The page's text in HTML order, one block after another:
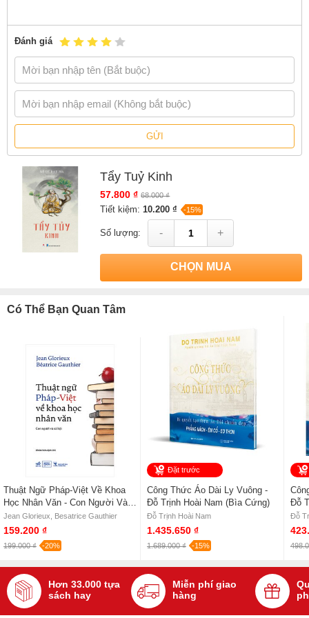
Đánh giá
GỬI
Tẩy Tuỷ Kinh
57.800 ₫ 68.000 ₫
Tiết kiệm: 10.200 ₫ -15%
Số lượng: - +
CHỌN MUA
Có Thể Bạn Quan Tâm
Thuật Ngữ Pháp-Việt Về Khoa
Học Nhân Văn - Con Người Và
Xã Hội - Jean Glorieux,
Besatrice Gauthier
Jean Glorieux, Besatrice Gauthier
159.200 ₫
199.000 ₫ -20%
Đặt trước
Công Thức Áo Dài Ly Vuông -
Đỗ Trịnh Hoài Nam (Bìa Cứng)
Đỗ Trịnh Hoài Nam
1.435.650 ₫
1.689.000 ₫ -15%
Đỗ
Đỗ
Hơn 33.000 tựa
sách hay
Miễn phí giao
hàng